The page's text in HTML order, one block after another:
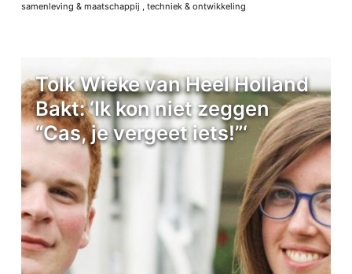
samenleving & maatschappij , techniek & ontwikkeling
Tolk Wieke van Heel Holland
Bakt: ‘Ik kon niet zeggen
“Cas, je vergeet iets!”‘